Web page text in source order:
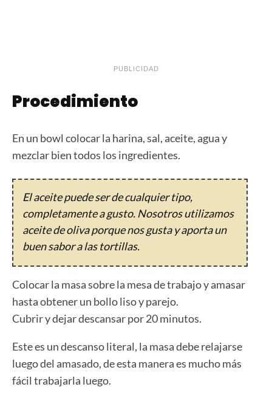
PUBLICIDAD
Procedimiento
En un bowl colocar la harina, sal, aceite, agua y
mezclar bien todos los ingredientes.
El aceite puede ser de cualquier tipo,
completamente a gusto. Nosotros utilizamos
aceite de oliva porque nos gusta y aporta un
buen sabor a las tortillas.
Colocar la masa sobre la mesa de trabajo y amasar
hasta obtener un bollo liso y parejo.
Cubrir y dejar descansar por 20 minutos.
Este es un descanso literal, la masa debe relajarse
luego del amasado, de esta manera es mucho más
fácil trabajarla luego.